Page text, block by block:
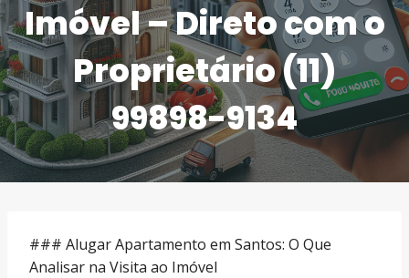
Imóvel – Direto com o
Proprietário (11)
99898-9134
### Alugar Apartamento em Santos: O Que
Analisar na Visita ao Imóvel